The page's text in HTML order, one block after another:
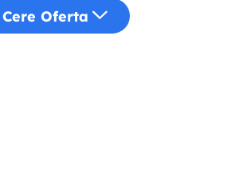
Cere Oferta